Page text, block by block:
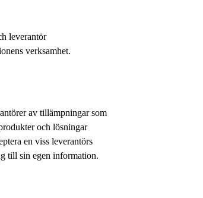
leverantör
verksamhet.
av tillämpningar som
och lösningar
en viss leverantörs
till sin egen information.